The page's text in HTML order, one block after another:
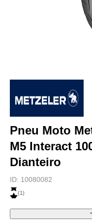
Pneu Moto
M5 Interact
Dianteiro
ID: 10080082
(1)